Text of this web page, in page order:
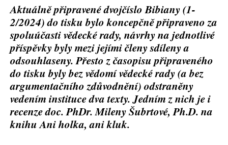
Aktuálně připravené dvojčíslo Bibiany (1-
2/2024) do tisku bylo koncepčně připraveno za
spoluúčasti vědecké rady, návrhy na jednotlivé
příspěvky byly mezi jejími členy sdíleny a
odsouhlaseny. Přesto z časopisu připraveného
do tisku byly bez vědomí vědecké rady (a bez
argumentačního zdůvodnění) odstraněny
vedením instituce dva texty. Jedním z nich je i
recenze doc. PhDr. Mileny Šubrtové, Ph.D. na
knihu Ani holka, ani kluk.